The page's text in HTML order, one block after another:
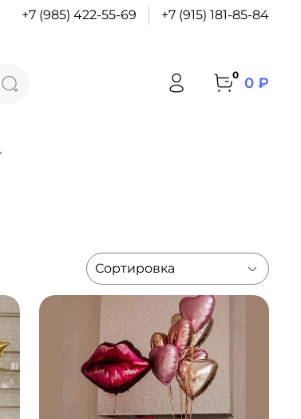
+7 (985) 422-55-69 +7 (915) 181-85-84
0 0 ₽